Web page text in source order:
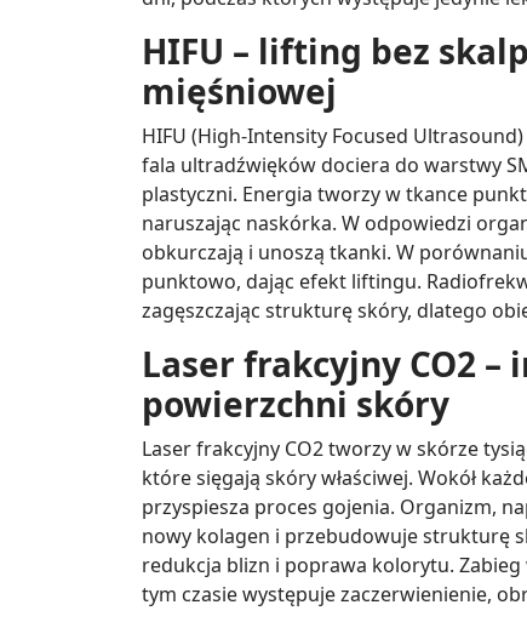
HIFU – lifting bez
mięśniowej
HIFU (High-Intensity Focused
fala ultradźwięków dociera do warstwy
plastyczni. Energia tworzy w tkance
naruszając naskórka. W odpowiedzi
obkurczają i unoszą tkanki. W
punktowo, dając efekt liftingu.
zagęszczając strukturę skóry, dlatego
Laser frakcyjny CO2
powierzchni skóry
Laser frakcyjny CO2 tworzy w skórze
które sięgają skóry właściwej. Wokół
przyspiesza proces gojenia. Organizm,
nowy kolagen i przebudowuje strukturę
redukcja blizn i poprawa kolorytu.
tym czasie występuje zaczerwienienie,